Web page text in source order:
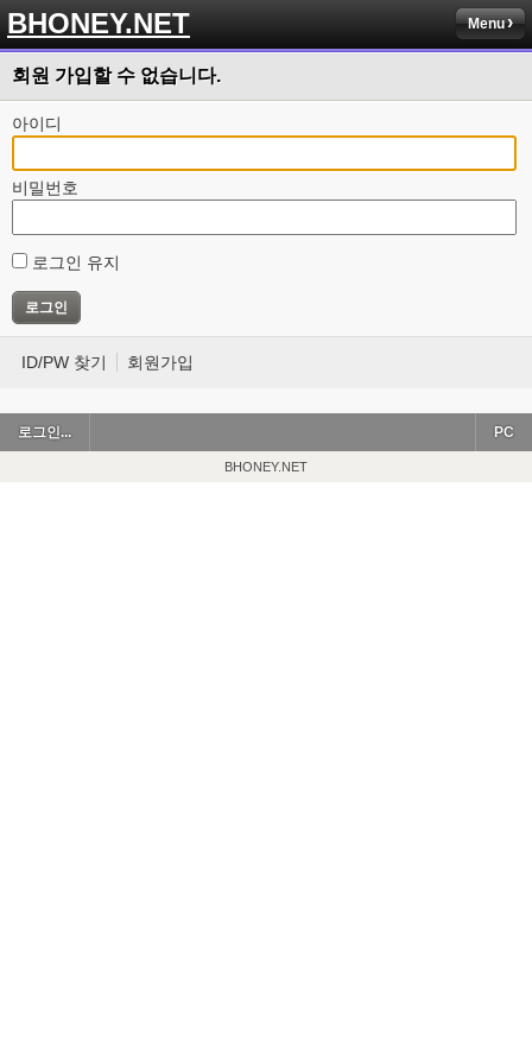
BHONEY.NET Menu
회원 가입할 수 없습니다.
아이디
비밀번호
로그인 유지
ID/PW 찾기 회원가입
로그인... PC
BHONEY.NET